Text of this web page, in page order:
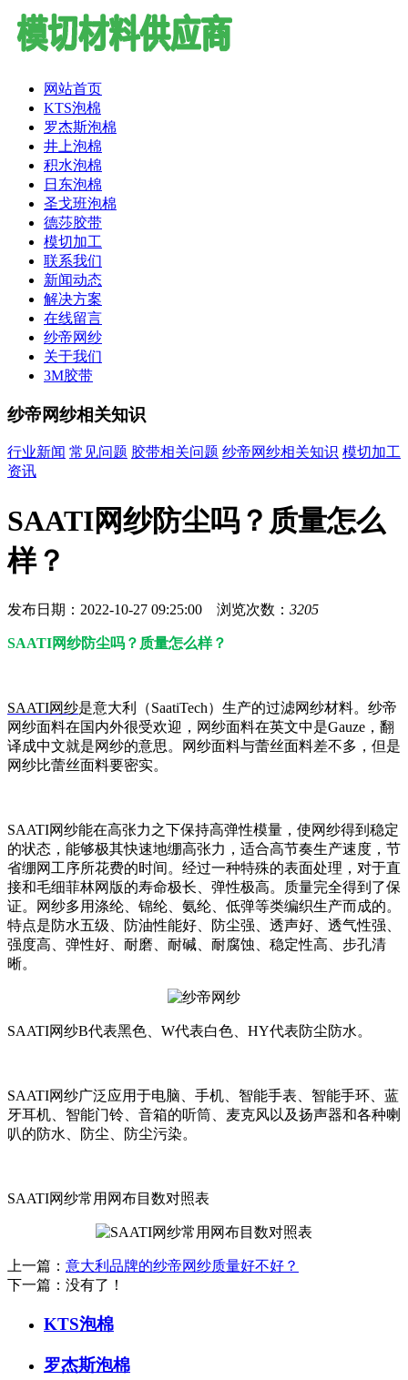
网站首页
KTS泡棉
罗杰斯泡棉
井上泡棉
积水泡棉
日东泡棉
圣戈班泡棉
德莎胶带
模切加工
联系我们
新闻动态
解决方案
在线留言
纱帝网纱
关于我们
3M胶带
纱帝网纱相关知识
行业新闻 常见问题 胶带相关问题 纱帝网纱相关知识 模切加工
资讯
SAATI网纱防尘吗？质量怎么
样？
发布日期：2022-10-27 09:25:00 浏览次数： 3205
SAATI网纱防尘吗？质量怎么样？
SAATI网纱是意大利（SaatiTech）生产的过滤网纱材料。纱帝
网纱面料在国内外很受欢迎，网纱面料在英文中是Gauze，翻
译成中文就是网纱的意思。网纱面料与蕾丝面料差不多，但是
网纱比蕾丝面料要密实。
SAATI网纱能在高张力之下保持高弹性模量，使网纱得到稳定
的状态，能够极其快速地绷高张力，适合高节奏生产速度，节
省绷网工序所花费的时间。经过一种特殊的表面处理，对于直
接和毛细菲林网版的寿命极长、弹性极高。质量完全得到了保
证。网纱多用涤纶、锦纶、氨纶、低弹等类编织生产而成的。
特点是防水五级、防油性能好、防尘强、透声好、透气性强、
强度高、弹性好、耐磨、耐碱、耐腐蚀、稳定性高、步孔清
晰。
SAATI网纱B代表黑色、W代表白色、HY代表防尘防水。
SAATI网纱广泛应用于电脑、手机、智能手表、智能手环、蓝
牙耳机、智能门铃、音箱的听筒、麦克风以及扬声器和各种喇
叭的防水、防尘、防尘污染。
SAATI网纱常用网布目数对照表
上一篇： 意大利品牌的纱帝网纱质量好不好？
下一篇：没有了！
KTS泡棉
罗杰斯泡棉